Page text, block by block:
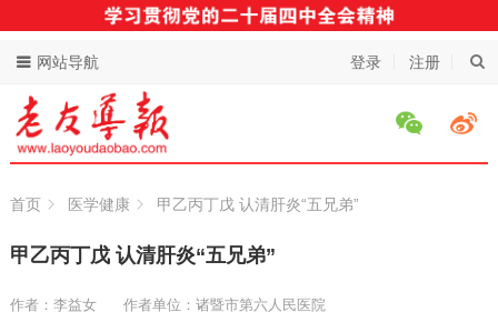
登录 注册
网站导航
首页 医学健康 甲乙丙丁戊 认清肝炎“五兄弟”
甲乙丙丁戊 认清肝炎“五兄弟”
作者：李益女
作者单位：诸暨市第六人民医院